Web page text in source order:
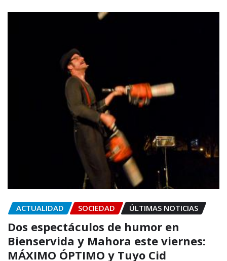
ACTUALIDAD SOCIEDAD ÚLTIMAS NOTICIAS
Dos espectáculos de humor en
Bienservida y Mahora este viernes:
MÁXIMO ÓPTIMO y Tuyo Cid